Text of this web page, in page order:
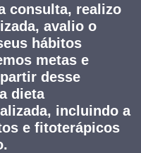
consulta, realizo
avalio o
hábitos
metas e
desse
dieta
incluindo a
e fitoterápicos